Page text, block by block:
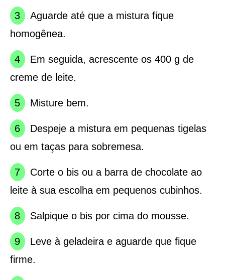
Aguarde até que a mistura fique
homogênea.
Em seguida, acrescente os 400 g de
creme de leite.
Misture bem.
Despeje a mistura em pequenas tigelas
ou em taças para sobremesa.
Corte o bis ou a barra de chocolate ao
leite à sua escolha em pequenos cubinhos.
Salpique o bis por cima do mousse.
Leve à geladeira e aguarde que fique
firme.